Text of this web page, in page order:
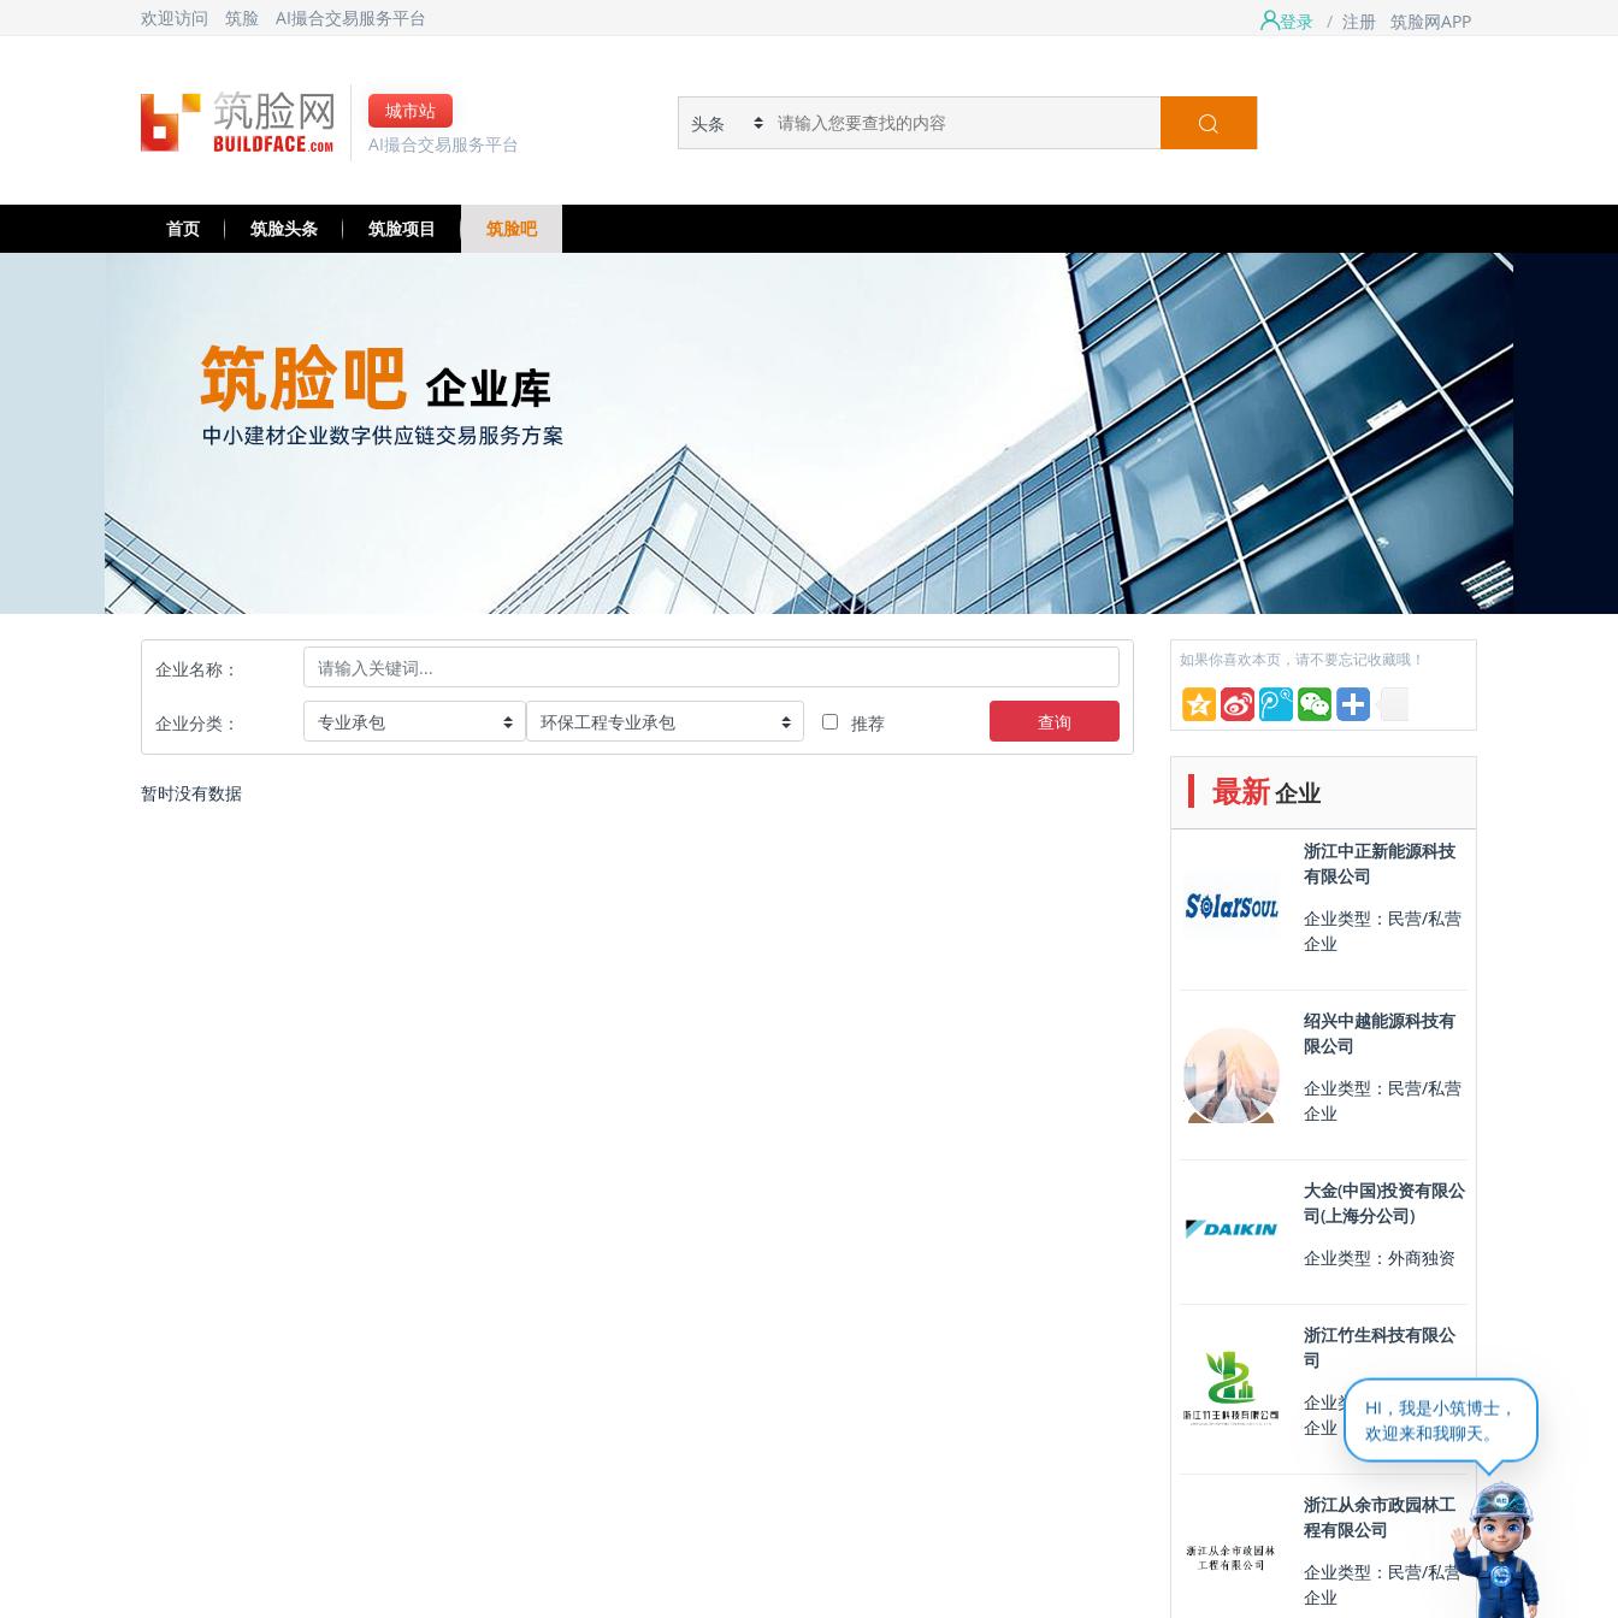
HI，我是小筑博士，
欢迎来和我聊天。
欢迎访问 筑脸 AI撮合交易服务平台 登录 / 注册 筑脸网APP
城市站
AI撮合交易服务平台
首页 筑脸头条 筑脸项目 筑脸吧
企业名称：
企业分类： 推荐 查询
暂时没有数据
如果你喜欢本页，请不要忘记收藏哦！
最新企业
浙江中正新能源科技
有限公司
企业类型：民营/私营
企业
绍兴中越能源科技有
限公司
企业类型：民营/私营
企业
大金(中国)投资有限公
司(上海分公司)
企业类型：外商独资
浙江竹生科技有限公
司
企业类型：民营/私营
企业
浙江从余市政园林工
程有限公司
企业类型：民营/私营
企业